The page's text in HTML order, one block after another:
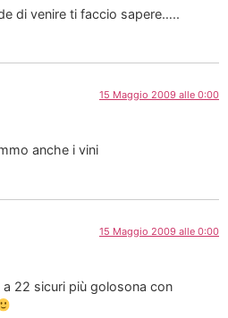
di venire ti faccio sapere…..
15 Maggio 2009 alle 0:00
anche i vini
15 Maggio 2009 alle 0:00
22 sicuri più golosona con